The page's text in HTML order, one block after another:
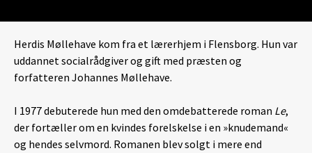
Herdis Møllehave kom fra et lærerhjem i Flensborg. Hun var
uddannet socialrådgiver og gift med præsten og
forfatteren Johannes Møllehave.
I 1977 debuterede hun med den omdebatterede roman Le,
der fortæller om en kvindes forelskelse i en »knudemand«
og hendes selvmord. Romanen blev solgt i mere end